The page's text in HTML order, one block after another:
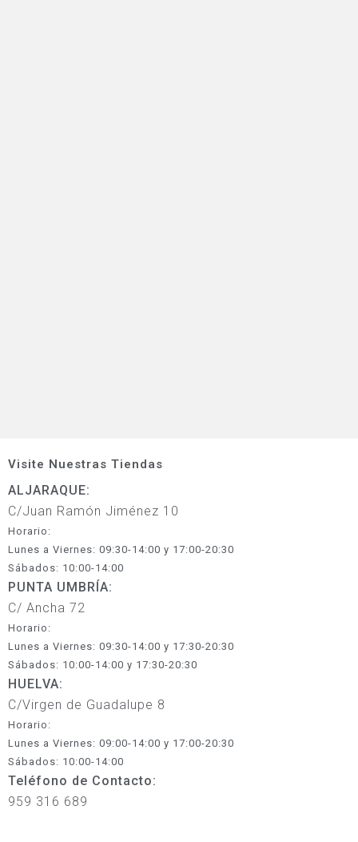
Visite Nuestras Tiendas
ALJARAQUE:
C/Juan Ramón Jiménez 10
Horario:
Lunes a Viernes: 09:30-14:00 y 17:00-20:30
Sábados: 10:00-14:00
PUNTA UMBRÍA:
C/ Ancha 72
Horario:
Lunes a Viernes: 09:30-14:00 y 17:30-20:30
Sábados: 10:00-14:00 y 17:30-20:30
HUELVA:
C/Virgen de Guadalupe 8
Horario:
Lunes a Viernes: 09:00-14:00 y 17:00-20:30
Sábados: 10:00-14:00
Teléfono de Contacto:
959 316 689